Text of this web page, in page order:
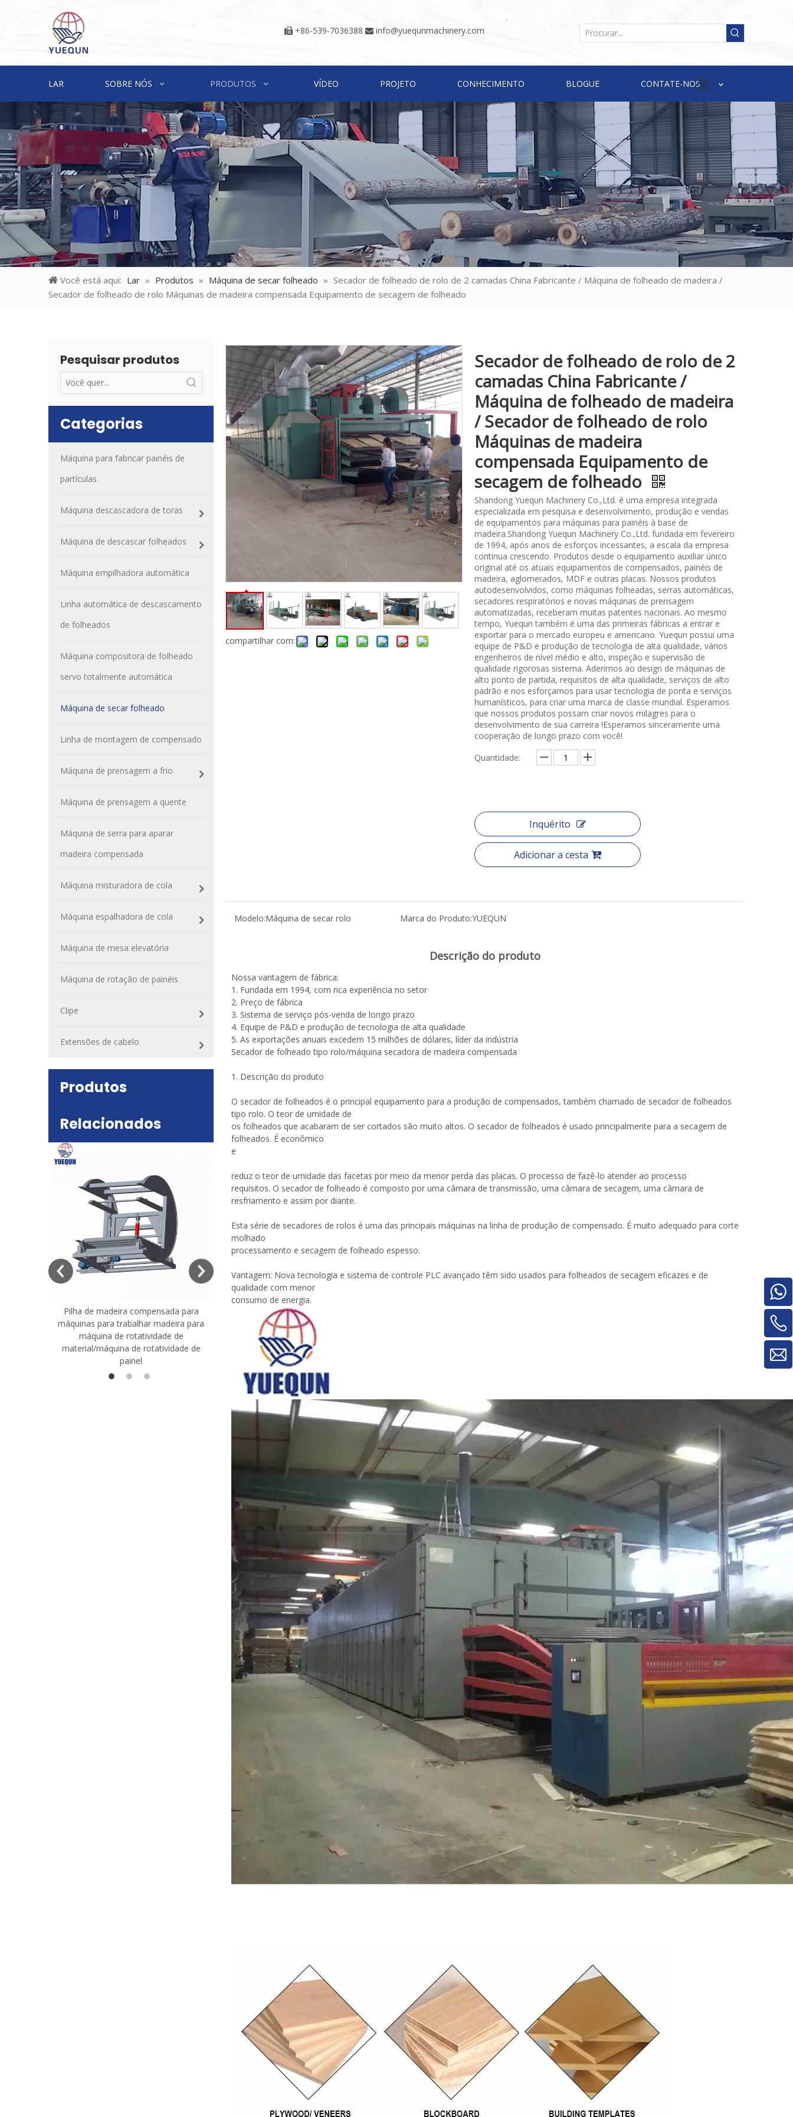
 +86-539-7036388  info@yuequnmachinery.com
LAR SOBRE NÓS PRODUTOS VÍDEO PROJETO CONHECIMENTO BLOGUE CONTATE-NOS
Você está aqui: Lar » Produtos » Máquina de secar folheado » Secador de folheado de rolo de 2 camadas China Fabricante / Máquina de folheado de madeira /
Secador de folheado de rolo Máquinas de madeira compensada Equipamento de secagem de folheado
Pesquisar produtos
Categorias
Máquina para fabricar painéis de
partículas
Máquina descascadora de toras
Máquina de descascar folheados
Máquina empilhadora automática
Linha automática de descascamento
de folheados
Máquina compositora de folheado
servo totalmente automática
Máquina de secar folheado
Linha de montagem de compensado
Máquina de prensagem a frio
Máquina de prensagem a quente
Máquina de serra para aparar
madeira compensada
Máquina misturadora de cola
Máquina espalhadora de cola
Máquina de mesa elevatória
Máquina de rotação de painéis
Clipe
Extensões de cabelo
Produtos
Relacionados
Pilha de madeira compensada para
máquinas para trabalhar madeira para
máquina de rotatividade de
material/máquina de rotatividade de
painel
Máquina espalhadora de cola para
madeira compensada, rolos de placa de
qualidade muito dura e inquebrável,
1400/2720mm, fornecida com 2000kg
compensada Máquina de mesa
compartilhar com:
Secador de folheado de rolo de 2
camadas China Fabricante /
Máquina de folheado de madeira
/ Secador de folheado de rolo
Máquinas de madeira
compensada Equipamento de
secagem de folheado
Shandong Yuequn Machinery Co.,Ltd. é uma empresa integrada
especializada em pesquisa e desenvolvimento, produção e vendas
de equipamentos para máquinas para painéis à base de
madeira.Shandong Yuequn Machinery Co.,Ltd. fundada em fevereiro
de 1994, após anos de esforços incessantes, a escala da empresa
continua crescendo. Produtos desde o equipamento auxiliar único
original até os atuais equipamentos de compensados, painéis de
madeira, aglomerados, MDF e outras placas. Nossos produtos
autodesenvolvidos, como máquinas folheadas, serras automáticas,
secadores respiratórios e novas máquinas de prensagem
automatizadas, receberam muitas patentes nacionais. Ao mesmo
tempo, Yuequn também é uma das primeiras fábricas a entrar e
exportar para o mercado europeu e americano. Yuequn possui uma
equipe de P&D e produção de tecnologia de alta qualidade, vários
engenheiros de nível médio e alto, inspeção e supervisão de
qualidade rigorosas sistema. Aderimos ao design de máquinas de
alto ponto de partida, requisitos de alta qualidade, serviços de alto
padrão e nos esforçamos para usar tecnologia de ponta e serviços
humanísticos, para criar uma marca de classe mundial. Esperamos
que nossos produtos possam criar novos milagres para o
desenvolvimento de sua carreira !Esperamos sinceramente uma
cooperação de longo prazo com você!
Quantidade:
Inquérito
Adicionar a cesta
Modelo:Máquina de secar rolo Marca do Produto:YUEQUN
Descrição do produto
Nossa vantagem de fábrica:
1. Fundada em 1994, com rica experiência no setor
2. Preço de fábrica
3. Sistema de serviço pós-venda de longo prazo
4. Equipe de P&D e produção de tecnologia de alta qualidade
5. As exportações anuais excedem 15 milhões de dólares, líder da indústria
Secador de folheado tipo rolo/máquina secadora de madeira compensada
1. Descrição do produto
O secador de folheados é o principal equipamento para a produção de compensados, também chamado de secador de folheados
tipo rolo. O teor de umidade de
os folheados que acabaram de ser cortados são muito altos. O secador de folheados é usado principalmente para a secagem de
folheados. É econômico
e
reduz o teor de umidade das facetas por meio da menor perda das placas. O processo de fazê-lo atender ao processo
requisitos. O secador de folheado é composto por uma câmara de transmissão, uma câmara de secagem, uma câmara de
resfriamento e assim por diante.
Esta série de secadores de rolos é uma das principais máquinas na linha de produção de compensado. É muito adequado para corte
molhado
processamento e secagem de folheado espesso.
Vantagem: Nova tecnologia e sistema de controle PLC avançado têm sido usados ​​para folheados de secagem eficazes e de
qualidade com menor
consumo de energia.